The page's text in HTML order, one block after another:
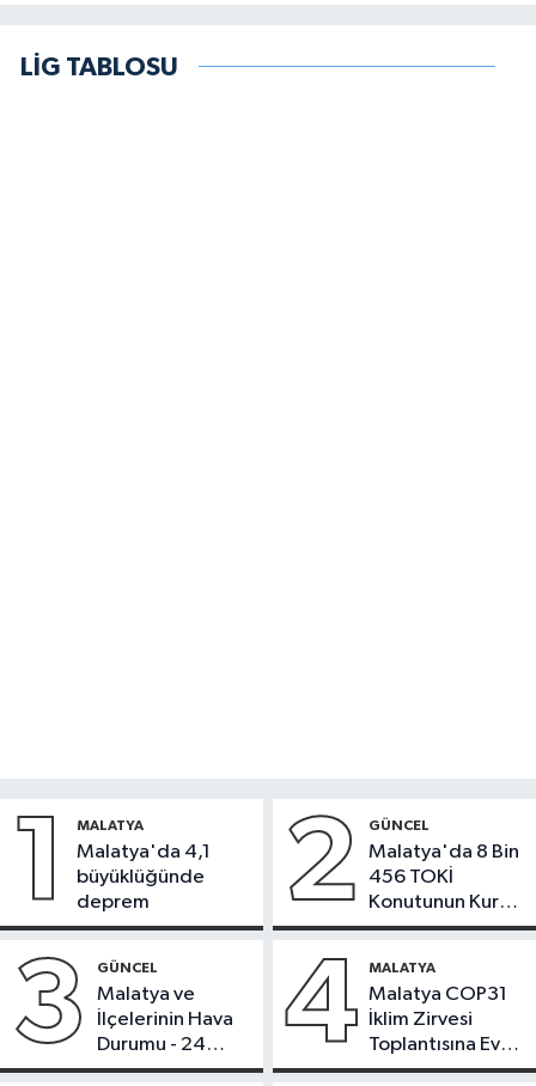
LİG TABLOSU
1 MALATYA
Malatya'da 4,1
büyüklüğünde
deprem
2 GÜNCEL
Malatya'da 8 Bin
456 TOKİ
Konutunun Kurası
Bugün Çekiliyor
3 GÜNCEL
Malatya ve
İlçelerinin Hava
Durumu - 24
Temmuz 2026
4 MALATYA
Malatya COP31
İklim Zirvesi
Toplantısına Ev
Sahipliği Yaptı